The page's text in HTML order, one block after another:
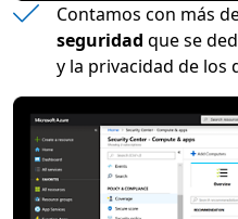
Contamos con más
seguridad que se
y la privacidad de los